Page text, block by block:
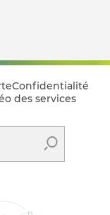
Confidentialité
des services